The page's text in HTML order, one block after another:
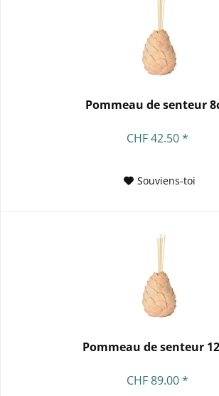
Pommeau de senteur
CHF 42.50 *
Souviens-toi
Pommeau de senteur
CHF 89.00 *